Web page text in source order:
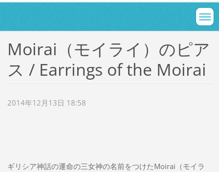
Moirai（モイライ）のピア
ス / Earrings of the Moirai
2014年12月13日 18:58
ギリシア神話の運命の三女神の名前をつけたMoirai（モイラ